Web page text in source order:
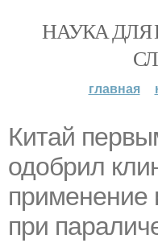
НАУКА
главная
Китай
одобрил
применение
при